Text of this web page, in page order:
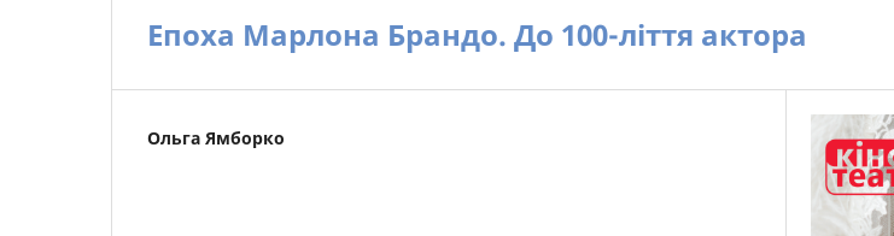
Епоха Марлона Брандо. До 100-ліття актора
Ольга Ямборко